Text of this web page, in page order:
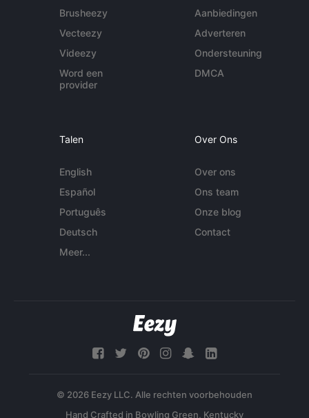
Brusheezy
Vecteezy
Videezy
Word een
provider
Aanbiedingen
Adverteren
Ondersteuning
DMCA
Talen
English
Español
Português
Deutsch
Meer...
Over Ons
Over ons
Ons team
Onze blog
Contact
© 2026 Eezy LLC. Alle rechten voorbehouden